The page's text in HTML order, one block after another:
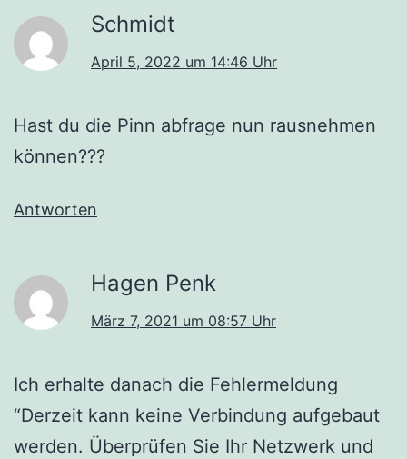
Schmidt
April 5, 2022 um 14:46 Uhr
Hast du die Pinn abfrage nun rausnehmen
können???
Antworten
Hagen Penk
März 7, 2021 um 08:57 Uhr
Ich erhalte danach die Fehlermeldung
“Derzeit kann keine Verbindung aufgebaut
werden. Überprüfen Sie Ihr Netzwerk und